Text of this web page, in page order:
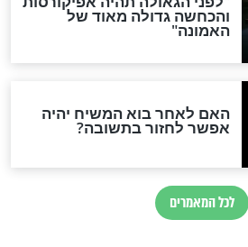
לפרסום: לוחמי מילואים
בדרום לבנון
החשאי של טראמפ
שאלה